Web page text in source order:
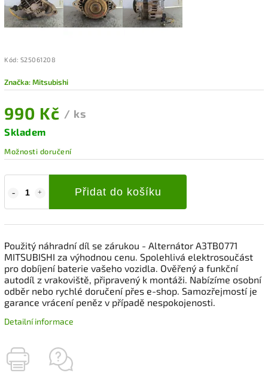
Kód: S25061208
Značka:Mitsubishi
990 Kč / ks
Skladem
Možnosti doručení
Přidat do košíku
Použitý náhradní díl se zárukou - Alternátor A3TB0771
MITSUBISHI za výhodnou cenu. Spolehlivá elektrosoučást
pro dobíjení baterie vašeho vozidla. Ověřený a funkční
autodíl z vrakoviště, připravený k montáži. Nabízíme osobní
odběr nebo rychlé doručení přes e-shop. Samozřejmostí je
garance vrácení peněz v případě nespokojenosti.
Detailní informace